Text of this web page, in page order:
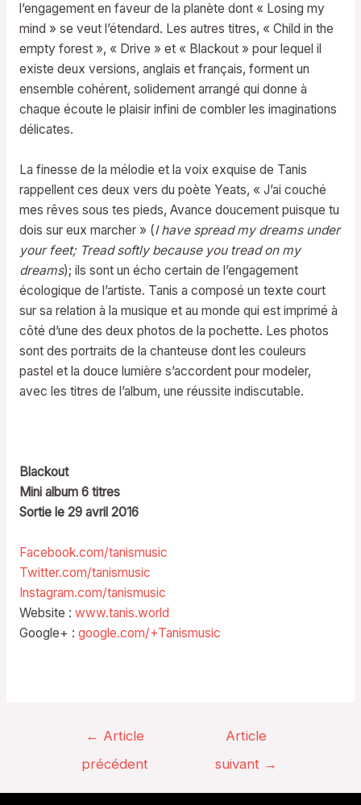
l’engagement en faveur de la planète dont « Losing my
mind » se veut l’étendard. Les autres titres, « Child in the
empty forest », « Drive » et « Blackout » pour lequel il
existe deux versions, anglais et français, forment un
ensemble cohérent, solidement arrangé qui donne à
chaque écoute le plaisir infini de combler les imaginations
délicates.
La finesse de la mélodie et la voix exquise de Tanis
rappellent ces deux vers du poète Yeats, « J’ai couché
mes rêves sous tes pieds, Avance doucement puisque tu
dois sur eux marcher » (I have spread my dreams under
your feet; Tread softly because you tread on my
dreams); ils sont un écho certain de l’engagement
écologique de l’artiste. Tanis a composé un texte court
sur sa relation à la musique et au monde qui est imprimé à
côté d’une des deux photos de la pochette. Les photos
sont des portraits de la chanteuse dont les couleurs
pastel et la douce lumière s’accordent pour modeler,
avec les titres de l’album, une réussite indiscutable.
Blackout
Mini album 6 titres
Sortie le 29 avril 2016
Facebook.com/tanismusic
Twitter.com/tanismusic
Instagram.com/tanismusic
Website : www.tanis.world
Google+ : google.com/+Tanismusic
Navigation
l’article
← Article
précédent
Article
suivant →